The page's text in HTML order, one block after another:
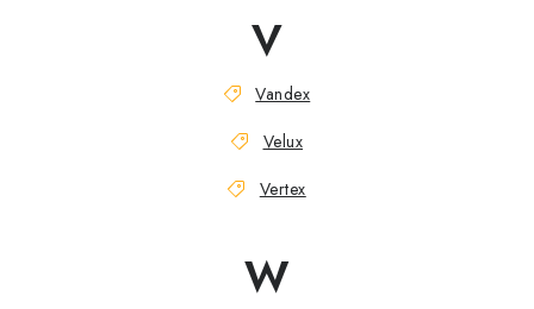
V
Vandex
Velux
Vertex
W